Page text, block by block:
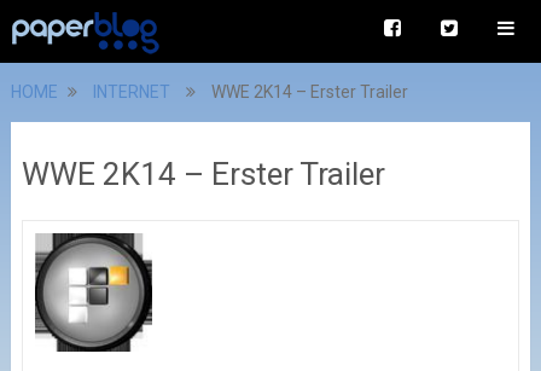
HOME INTERNET WWE 2K14 – Erster Trailer
WWE 2K14 – Erster Trailer